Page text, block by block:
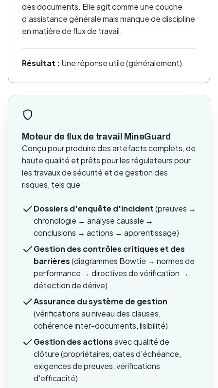
des documents. Elle agit comme une couche
d'assistance générale mais manque de discipline
en matière de flux de travail.
Résultat : Une réponse utile (généralement).
Moteur de flux de travail MineGuard
Conçu pour produire des artefacts complets, de
haute qualité et prêts pour les régulateurs pour
les travaux de sécurité et de gestion des
risques, tels que :
Dossiers d'enquête d'incident(preuves →
chronologie → analyse causale →
conclusions → actions → apprentissage)
Gestion des contrôles critiques et des
barrières(diagrammes Bowtie → normes de
performance → directives de vérification →
détection de dérive)
Assurance du système de gestion
(vérifications au niveau des clauses,
cohérence inter-documents, lisibilité)
Gestion des actionsavec qualité de
clôture (propriétaires, dates d'échéance,
exigences de preuves, vérifications
d'efficacité)